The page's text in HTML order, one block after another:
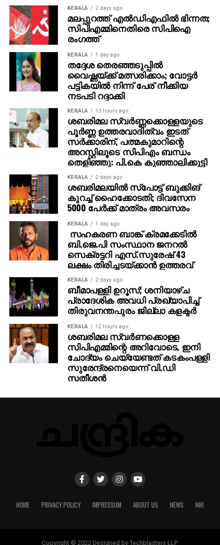
KERALA 2 days ago
മലപ്പുറത്ത് എല്‍ഡിഎഫില്‍ ഭിന്നത;
സിപിഎമ്മിനെതിരെ സിപിഐ
രംഗത്ത്
KERALA 1 day ago
തദ്ദേശ തെരഞ്ഞടുപ്പില്‍
വൈഷ്ണയ്ക്ക് മത്സരിക്കാം; വോട്ടര്‍
പട്ടികയില്‍ നിന്ന് പേര് നീക്കിയ
നടപടി റദ്ദാക്കി
KERALA 13 hours ago
ശബരിമല സ്വര്‍ണ്ണക്കൊള്ളയുടെ
പൂര്‍ണ്ണ ഉത്തരവാദിത്വം ഇടത്
സര്‍ക്കാരിന്, പത്മകുമാറിന്റെ
അറസ്റ്റിലൂടെ സിപിഎം ബന്ധം
തെളിഞ്ഞു: പി.കെ കുഞ്ഞാലിക്കുട്ടി
KERALA 2 days ago
ശബരിമലയില്‍ സ്‌പോട്ട് ബുക്കിങ്
കുറച്ച് ഹൈക്കോടതി; ദിവസേന
5000 പേര്‍ക്ക് മാത്രം അവസരം
KERALA 1 day ago
സഹകരണ ബാങ്ക് ക്രമക്കേടില്‍
ബി.ജെ.പി സംസ്ഥാന ജനറല്‍
സെക്രട്ടറി എസ്.സുരേഷ് 43
ലക്ഷം തിരിച്ചടയ്ക്കാന്‍ ഉത്തരവ്
KERALA 2 days ago
ബീമാപള്ളി ഉറൂസ്; ശനിയാഴ്ച
പ്രാദേശിക അവധി പ്രഖ്യാപിച്ച്
തിരുവനന്തപുരം ജില്ലാ കളക്ടര്‍
KERALA 12 hours ago
ശബരിമല സ്വര്‍ണക്കൊള്ള
സിപിഎമ്മിന്റെ അറിവോടെ, ഇനി
ചോദ്യം ചെയ്യേണ്ടത് കടകംപള്ളി
സുരേന്ദ്രനെയെന്ന് വി.ഡി
സതീശന്‍
HOME PRIVACY POLICY IMPRESSUM ABOUT US NEWS NRI
Copyright © 2022 Designed by Techblasters LLP